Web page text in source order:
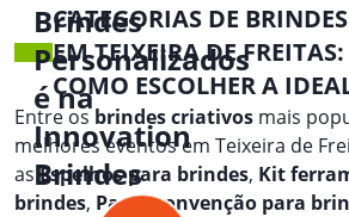
Brindes
Personalizados
é na
Innovation
Brindes
CATEGORIAS DE
EM TEIXEIRA DE FREITAS:
COMO ESCOLHER A
Entre osbrindes criativos mais
melhores eventos em Teixeira de
as Espelhos para brindes, Kit
brindes, Pasta convenção para